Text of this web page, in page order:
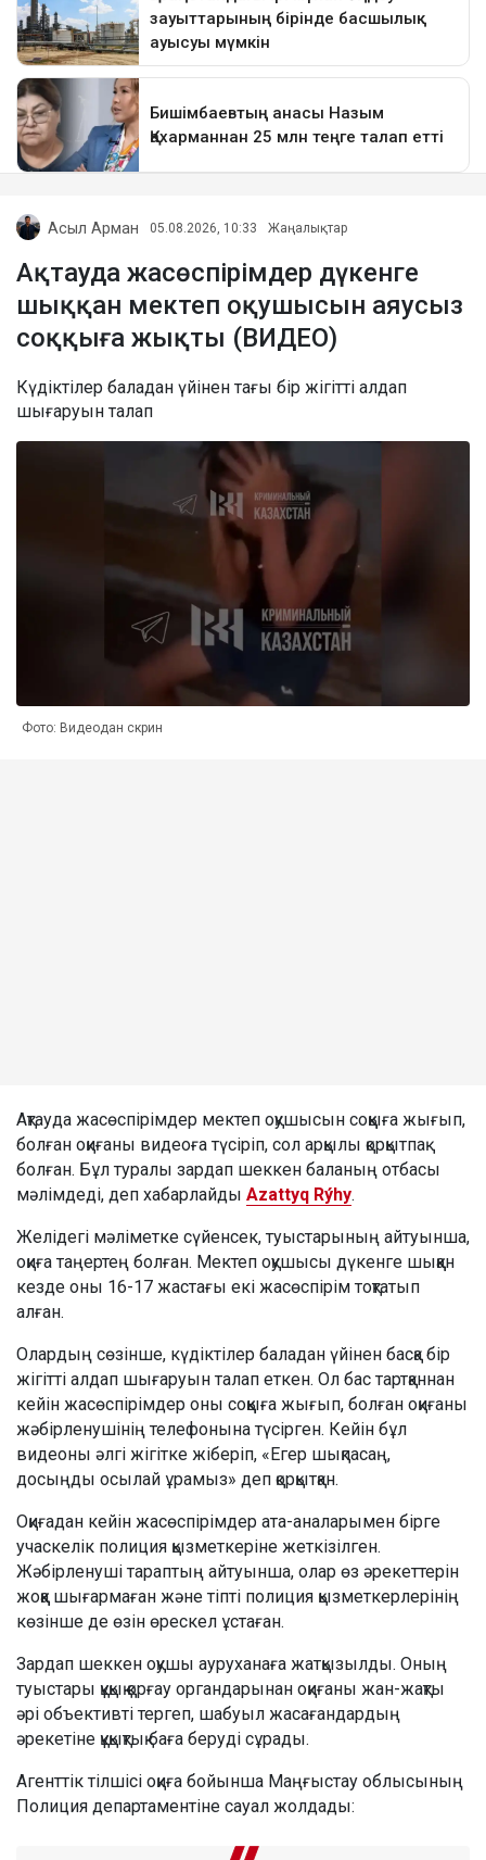
Асыл Арман 05.08.2026, 10:33 Жаңалықтар
Ақтауда жасөспірімдер дүкенге
шыққан мектеп оқушысын аяусыз
соққыға жықты (ВИДЕО)
Күдіктілер баладан үйінен тағы бір жігітті алдап
шығаруын талап
Фото: Видеодан скрин
Ақтауда жасөспірімдер мектеп оқушысын соққыға жығып,
болған оқиғаны видеоға түсіріп, сол арқылы қорқытпақ
болған. Бұл туралы зардап шеккен баланың отбасы
мәлімдеді, деп хабарлайды Azattyq Rýhy.
Желідегі мәліметке сүйенсек, туыстарының айтуынша,
оқиға таңертең болған. Мектеп оқушысы дүкенге шыққан
кезде оны 16-17 жастағы екі жасөспірім тоқтатып
алған.
Олардың сөзінше, күдіктілер баладан үйінен басқа бір
жігітті алдап шығаруын талап еткен. Ол бас тартқаннан
кейін жасөспірімдер оны соққыға жығып, болған оқиғаны
жәбірленушінің телефонына түсірген. Кейін бұл
видеоны әлгі жігітке жіберіп, «Егер шықпасаң,
досыңды осылай ұрамыз» деп қорқытқан.
Оқиғадан кейін жасөспірімдер ата-аналарымен бірге
учаскелік полиция қызметкеріне жеткізілген.
Жәбірленуші тараптың айтуынша, олар өз әрекеттерін
жоққа шығармаған және тіпті полиция қызметкерлерінің
көзінше де өзін өрескел ұстаған.
Зардап шеккен оқушы ауруханаға жатқызылды. Оның
туыстары құқық қорғау органдарынан оқиғаны жан-жақты
әрі объективті тергеп, шабуыл жасағандардың
әрекетіне құқықтық баға беруді сұрады.
Агенттік тілшісі оқиға бойынша Маңғыстау облысының
Полиция департаментіне сауал жолдады: